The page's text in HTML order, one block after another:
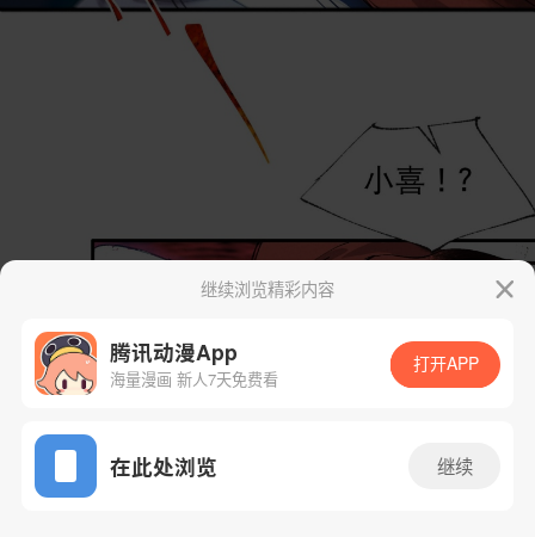
App免费看
继续浏览精彩内容
腾讯动漫App
海量漫画 新人7天免费看
打开APP
在此处浏览 继续